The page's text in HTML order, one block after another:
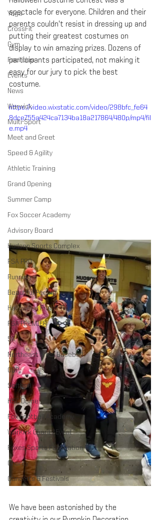
Yoga
CrossFit
Gym
Facilities
Events
News
Warwick
Multi-Sport
Meet and Greet
Speed & Agility
Athletic Training
Grand Opening
Summer Camp
Fox Soccer Academy
Advisory Board
Hudson Sports Complex
FSA PRO
Running
Beautiful People
Halloween Prison Tour
FSA PREMIER
5K
Northeast Pride Baseball
ODP
Softball
HSC Dome
Fox Football Academy
WarKick Charity Event
Foxes Sports Foundation
Charity
Concerts & Festivals
spectacle for everyone. Children and their
parents couldn't resist in dressing up and
putting their greatest costumes on
display to win amazing prizes. Dozens of
participants participated, not making it
easy for our jury to pick the best
costume.
https://video.wixstatic.com/video/298bfc_fe64
8dce755a424ca7134ba18a217864/480p/mp4/fil
e.mp4
We have been astonished by the